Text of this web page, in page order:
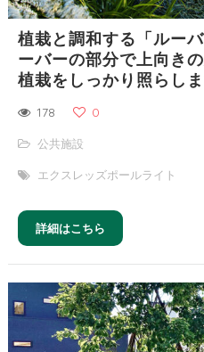
植栽と調和する「ルー
ーバーの部分で上向き
植栽をしっかり照らし
178 0
公共施設
エクスレッズポールライト
詳細はこちら